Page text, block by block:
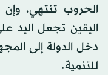
الحروب تنتهي،
اليقين تجعل اليد
دخل الدولة إلى
للتنمية.